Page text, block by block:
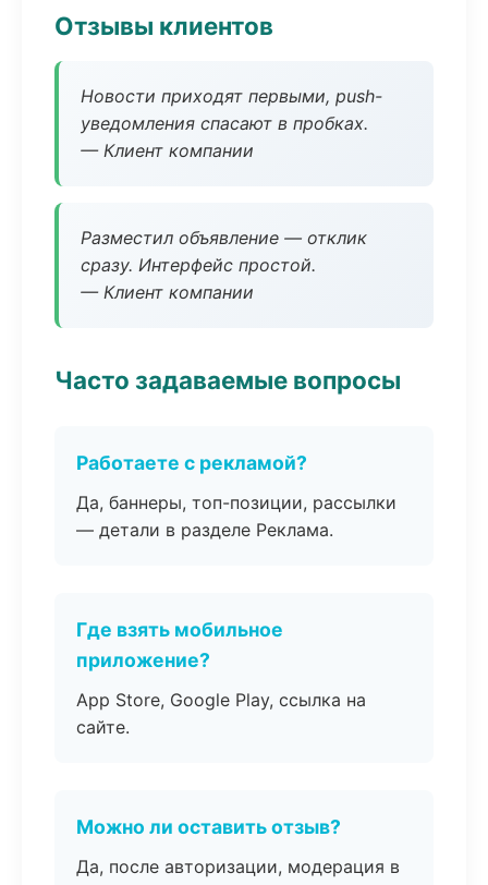
Отзывы клиентов
Новости приходят первыми, push-
уведомления спасают в пробках.
— Клиент компании
Разместил объявление — отклик
сразу. Интерфейс простой.
— Клиент компании
Часто задаваемые вопросы
Работаете с рекламой?
Да, баннеры, топ-позиции, рассылки
— детали в разделе Реклама.
Где взять мобильное
приложение?
App Store, Google Play, ссылка на
сайте.
Можно ли оставить отзыв?
Да, после авторизации, модерация в